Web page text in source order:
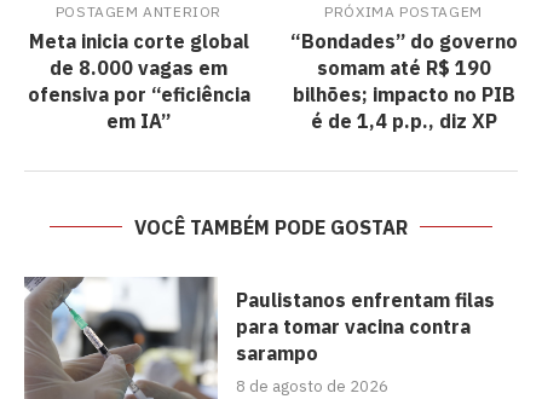
POSTAGEM ANTERIOR
Meta inicia corte global
de 8.000 vagas em
ofensiva por “eficiência
em IA”
PRÓXIMA POSTAGEM
“Bondades” do governo
somam até R$ 190
bilhões; impacto no PIB
é de 1,4 p.p., diz XP
VOCÊ TAMBÉM PODE GOSTAR
Paulistanos enfrentam filas
para tomar vacina contra
sarampo
8 de agosto de 2026